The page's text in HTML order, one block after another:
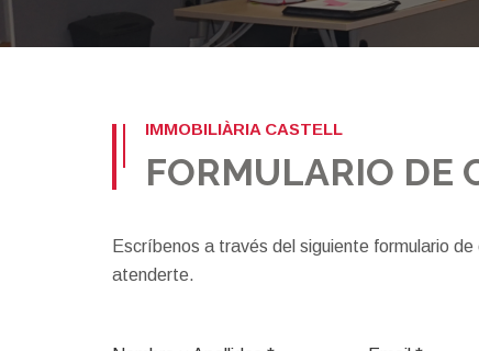
IMMOBILIÀRIA CASTELL
FORMULARIO DE
Escríbenos a través del siguiente formulario
atenderte.